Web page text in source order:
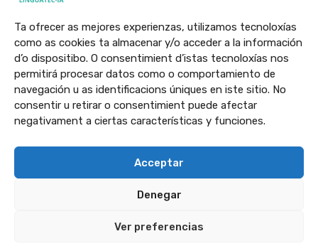
Ta ofrecer as mejores experienzas, utilizamos tecnoloxías
como as cookies ta almacenar y/o acceder a la información
d’o dispositibo. O consentimient d’istas tecnoloxías nos
permitirá procesar datos como o comportamiento de
navegación u as identificacions úniques en iste sitio. No
consentir u retirar o consentimient puede afectar
negativament a ciertas características y funciones.
Acceptar
Denegar
Ver preferencias
O prochecto LINGUATEC-IA ye financiau en un 65% por a Unión
Europea por o programa Interreg VI-Espanya-Francia-Andorra
(POCTEFA 2021-2027). O POCTEFA tiene como obchetivo reforzar a
integración economica y social d’a zona fronteriza Espanya-Francia-
Andorra.